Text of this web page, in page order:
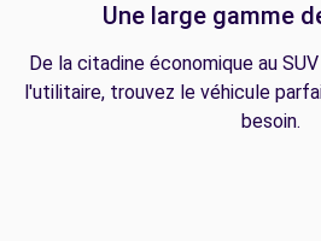
Une large gamme
De la citadine économique au
l'utilitaire, trouvez le véhicule
besoin.